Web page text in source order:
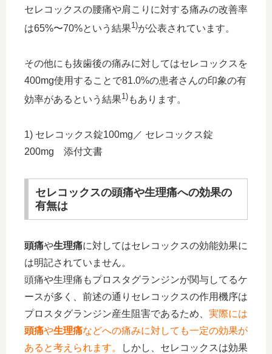
セレコックスの腰痛や肩こりに対する痛みの改善率
は65%〜70%という結果1)が公表されています。
その他にも抜歯後の痛みに対してはセレコックスを
400mg使用することで81.0%の患者さんの印象の有
効率があるという結果1) もあります。
1) セレコックス錠100mg／ セレコックス錠
200mg 添付文書
セレコックスの頭痛や生理痛への効果の
有無は
頭痛や生理痛に対してはセレコックスの効能効果に
は明記されていません。
頭痛や生理痛もプロスタグランジンが関与してるケ
ースが多く、前述の通りセレコックスの作用機序は
プロスタグランジン産生阻害であるため、 実際には
頭痛や生理痛などへの痛みに対しても一定の効果が
あると考えられます。
しかし、セレコックスは効果